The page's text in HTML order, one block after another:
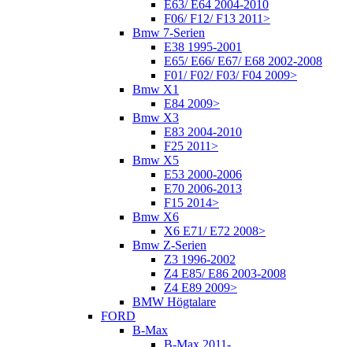
E63/ E64 2004-2010
F06/ F12/ F13 2011>
Bmw 7-Serien
E38 1995-2001
E65/ E66/ E67/ E68 2002-2008
F01/ F02/ F03/ F04 2009>
Bmw X1
E84 2009>
Bmw X3
E83 2004-2010
F25 2011>
Bmw X5
E53 2000-2006
E70 2006-2013
F15 2014>
Bmw X6
X6 E71/ E72 2008>
Bmw Z-Serien
Z3 1996-2002
Z4 E85/ E86 2003-2008
Z4 E89 2009>
BMW Högtalare
FORD
B-Max
B-Max 2011-